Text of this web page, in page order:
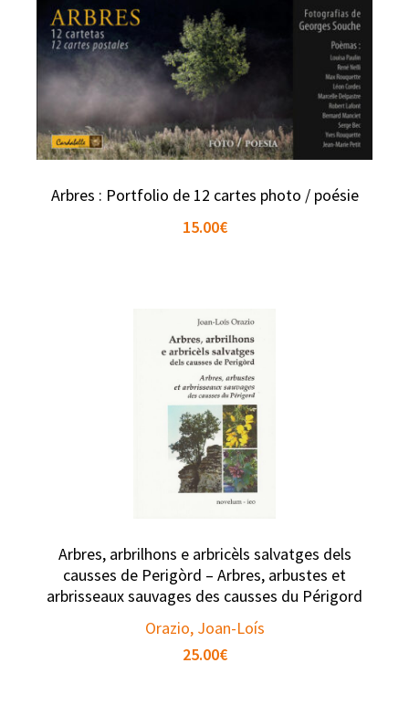
Arbres : Portfolio de 12 cartes photo / poésie
15.00€
Arbres, arbrilhons e arbricèls salvatges dels
causses de Perigòrd – Arbres, arbustes et
arbrisseaux sauvages des causses du Périgord
Orazio, Joan-Loís
25.00€